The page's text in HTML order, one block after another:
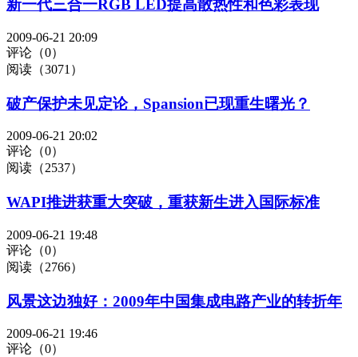
新一代三合一RGB LED提高散热性和色彩表现
2009-06-21 20:09
评论（0）
阅读（3071）
破产保护未见定论，Spansion已现重生曙光？
2009-06-21 20:02
评论（0）
阅读（2537）
WAPI推进获重大突破，重获新生进入国际标准
2009-06-21 19:48
评论（0）
阅读（2766）
风景这边独好：2009年中国集成电路产业的转折年
2009-06-21 19:46
评论（0）